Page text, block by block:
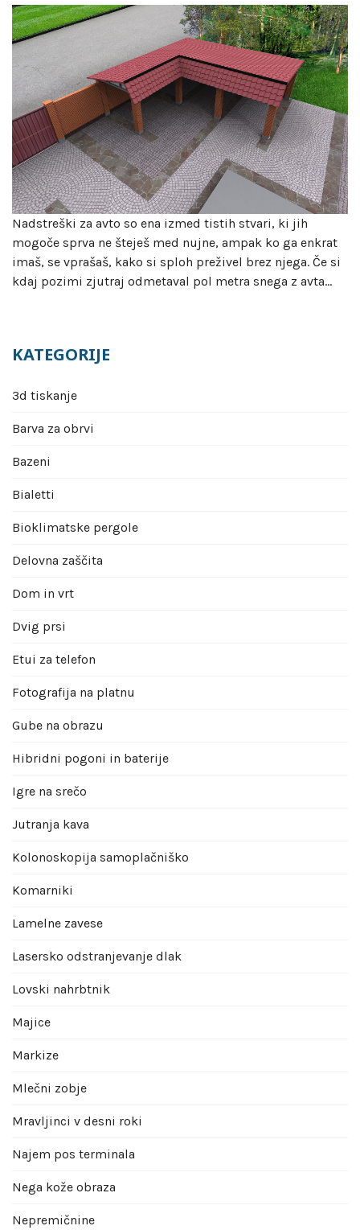
Nadstreški za avto so ena izmed tistih stvari, ki jih
mogoče sprva ne šteješ med nujne, ampak ko ga enkrat
imaš, se vprašaš, kako si sploh preživel brez njega. Če si
kdaj pozimi zjutraj odmetaval pol metra snega z avta…
KATEGORIJE
3d tiskanje
Barva za obrvi
Bazeni
Bialetti
Bioklimatske pergole
Delovna zaščita
Dom in vrt
Dvig prsi
Etui za telefon
Fotografija na platnu
Gube na obrazu
Hibridni pogoni in baterije
Igre na srečo
Jutranja kava
Kolonoskopija samoplačniško
Komarniki
Lamelne zavese
Lasersko odstranjevanje dlak
Lovski nahrbtnik
Majice
Markize
Mlečni zobje
Mravljinci v desni roki
Najem pos terminala
Nega kože obraza
Nepremičnine